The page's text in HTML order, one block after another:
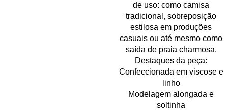
de uso: como camisa
tradicional, sobreposição
estilosa em produções
casuais ou até mesmo como
saída de praia charmosa.
Destaques da peça:
Confeccionada em viscose e
linho
Modelagem alongada e
soltinha